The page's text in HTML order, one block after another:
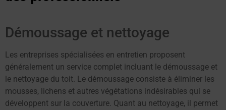
Démoussage et nettoyage
Les entreprises spécialisées en entretien proposent
généralement un service complet incluant le démoussage et
le nettoyage du toit. Le démoussage consiste à éliminer les
mousses, lichens et autres végétations indésirables qui se
développent sur la couverture. Quant au nettoyage, il permet